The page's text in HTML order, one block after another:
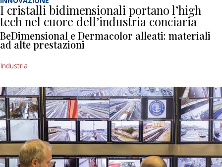
I cristalli bidimensionali portano l’high
tech nel cuore dell’industria conciaria
BeDimensional e Dermacolor alleati: materiali
ad alte prestazioni
Industria